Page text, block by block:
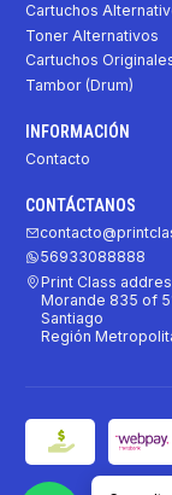
Cartuchos
Toner Alternativos
Cartuchos
Tambor (Drum)
INFORMACIÓN
Contacto
CONTÁCTANOS
56933088888
Print Class
Morande 835 of
Santiago
Región